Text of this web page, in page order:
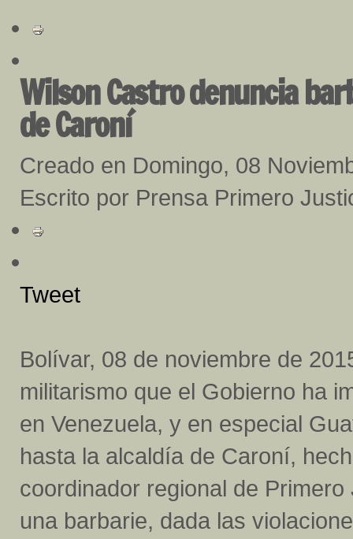
Wilson Castro denuncia
de Caroní
Creado en Domingo, 08
Escrito por Prensa Primero
Tweet
Bolívar, 08 de noviembre de
militarismo que el Gobierno ha
en Venezuela, y en especial
hasta la alcaldía de Caroní,
coordinador regional de
una barbarie, dada las